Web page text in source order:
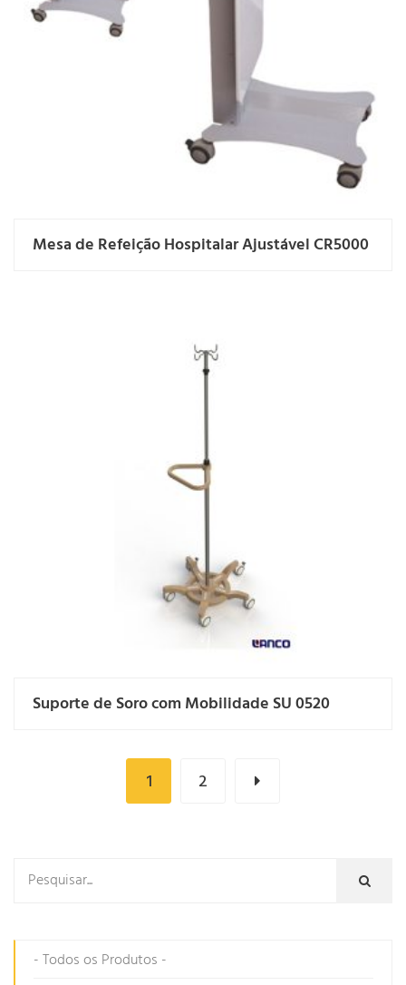
Mesa de Refeição Hospitalar Ajustável CR5000
Suporte de Soro com Mobilidade SU 0520
1 2
- Todos os Produtos -